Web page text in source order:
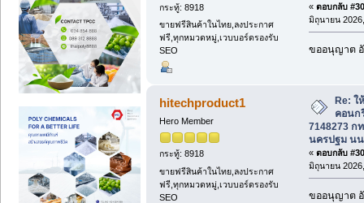
กระทู้: 8918
ขายฟรีสินค้าในไทย,ลงประกาศ
ฟรี,ทุกหมวดหมู่,เวบบอร์ดรองรับ
SEO
« ตอบกลับ
มิถุนายน
ขออนุญาต
hitechproduct1
Hero Member
กระทู้: 8918
ขายฟรีสินค้าในไทย,ลงประกาศ
ฟรี,ทุกหมวดหมู่,เวบบอร์ดรองรับ
SEO
Re: ใ
คอนก
7148273 ก
นครปฐม น
« ตอบกลับ
มิถุนายน
ขออนุญาต